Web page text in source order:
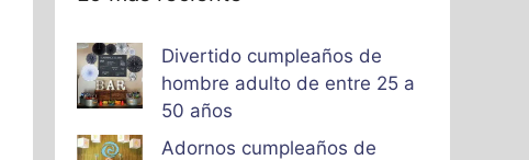
Divertido cumpleaños de
hombre adulto de entre 25 a
50 años
Adornos cumpleaños de